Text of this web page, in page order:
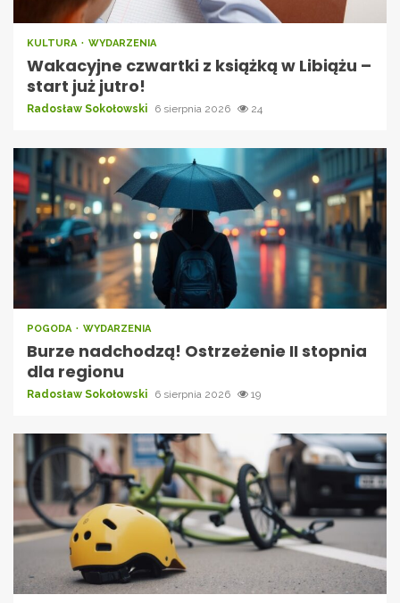
KULTURA WYDARZENIA
Wakacyjne czwartki z książką w Libiążu –
start już jutro!
Radosław Sokołowski 6 sierpnia 2026 24
POGODA WYDARZENIA
Burze nadchodzą! Ostrzeżenie II stopnia
dla regionu
Radosław Sokołowski 6 sierpnia 2026 19